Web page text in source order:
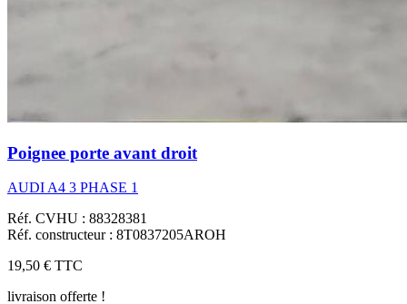
Poignee porte avant droit
AUDI A4 3 PHASE 1
Réf. CVHU : 88328381
Réf. constructeur : 8T0837205AROH
19,50 € TTC
livraison offerte !